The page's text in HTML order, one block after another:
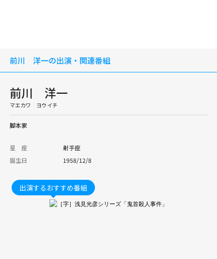
前川 洋一の出演・関連番組
前川 洋一
マエカワ ヨウイチ
脚本家
星 座
射手座
誕生日
1958/12/8
出演するおすすめ番組